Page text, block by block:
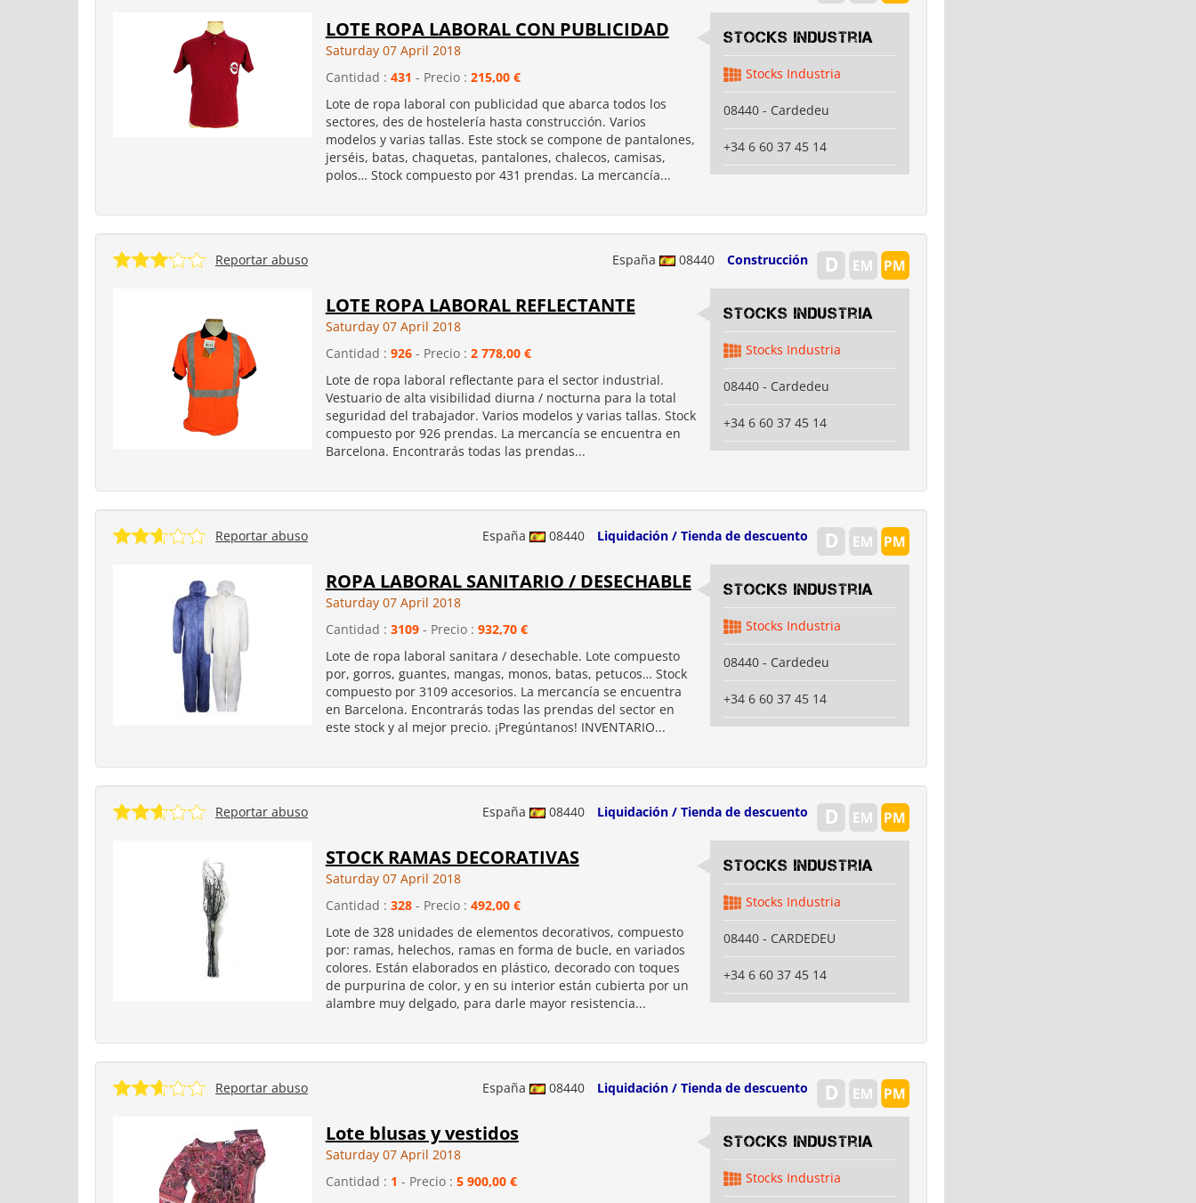
LOTE ROPA LABORAL CON PUBLICIDAD
Saturday 07 April 2018
Cantidad : 431 - Precio : 215,00 €
Lote de ropa laboral con publicidad que abarca todos los
sectores, des de hostelería hasta construcción. Varios
modelos y varias tallas. Este stock se compone de pantalones,
jerséis, batas, chaquetas, pantalones, chalecos, camisas,
polos… Stock compuesto por 431 prendas. La mercancía...
Stocks Industria
Stocks Industria
08440 - Cardedeu
+34 6 60 37 45 14
España 08440 Construcción
Reportar abuso
LOTE ROPA LABORAL REFLECTANTE
Saturday 07 April 2018
Cantidad : 926- Precio : 2 778,00 €
Lote de ropa laboral reflectante para el sector industrial.
Vestuario de alta visibilidad diurna / nocturna para la total
seguridad del trabajador. Varios modelos y varias tallas. Stock
compuesto por 926 prendas. La mercancía se encuentra en
Barcelona. Encontrarás todas las prendas...
Stocks Industria
Stocks Industria
08440 - Cardedeu
+34 6 60 37 45 14
España 08440 Liquidación / Tienda de descuento
Reportar abuso
ROPA LABORAL SANITARIO / DESECHABLE
Saturday 07 April 2018
Cantidad : 3109- Precio : 932,70 €
Lote de ropa laboral sanitara / desechable. Lote compuesto
por, gorros, guantes, mangas, monos, batas, petucos… Stock
compuesto por 3109 accesorios. La mercancía se encuentra
en Barcelona. Encontrarás todas las prendas del sector en
este stock y al mejor precio. ¡Pregúntanos! INVENTARIO...
Stocks Industria
Stocks Industria
08440 - Cardedeu
+34 6 60 37 45 14
España 08440 Liquidación / Tienda de descuento
Reportar abuso
STOCK RAMAS DECORATIVAS
Saturday 07 April 2018
Cantidad : 328- Precio : 492,00 €
Lote de 328 unidades de elementos decorativos, compuesto
por: ramas, helechos, ramas en forma de bucle, en variados
colores. Están elaborados en plástico, decorado con toques
de purpurina de color, y en su interior están cubierta por un
alambre muy delgado, para darle mayor resistencia...
Stocks Industria
Stocks Industria
08440 - CARDEDEU
+34 6 60 37 45 14
España 08440 Liquidación / Tienda de descuento
Reportar abuso
Lote blusas y vestidos
Saturday 07 April 2018
Cantidad : 1 - Precio : 5 900,00 €
Stocks Industria
Stocks Industria